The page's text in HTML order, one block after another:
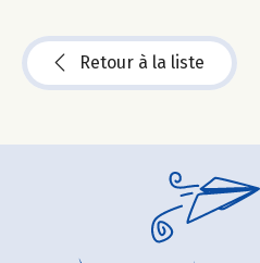
Retour à la liste